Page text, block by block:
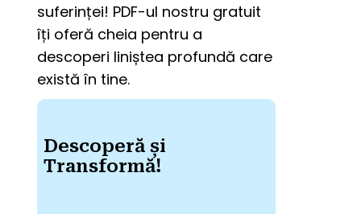
suferinței! PDF-ul nostru gratuit
îți oferă cheia pentru a
descoperi liniștea profundă care
există în tine.
Descoperă și
Transformă!